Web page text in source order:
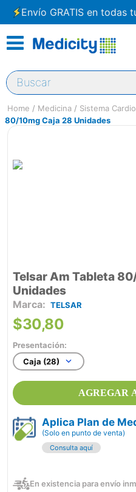
Envío GRATIS en todas
Buscar
Medicina Sistema
80/10mg Caja 28 Unidades
Telsar Am Tableta
Unidades
TELSAR
$30,80
Presentación:
Caja (28)
AGREGAR
Aplica Plan de
(Solo en punto de venta)
Consulta aquí
En existencia para envío